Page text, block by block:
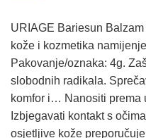
URIAGE Bariesun
kože i kozmetika
Pakovanje/oznaka: 4g.
slobodnih radikala.
komfor i… Nanositi prema
Izbjegavati kontakt s
osjetljive kože